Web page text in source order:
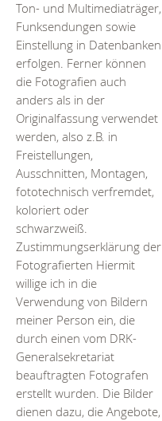
Ton- und Multimediaträger,
Funksendungen sowie
Einstellung in Datenbanken
erfolgen. Ferner können
die Fotografien auch
anders als in der
Originalfassung verwendet
werden, also z.B. in
Freistellungen,
Ausschnitten, Montagen,
fototechnisch verfremdet,
koloriert oder
schwarzweiß.
Zustimmungserklärung der
Fotografierten Hiermit
willige ich in die
Verwendung von Bildern
meiner Person ein, die
durch einen vom DRK-
Generalsekretariat
beauftragten Fotografen
erstellt wurden. Die Bilder
dienen dazu, die Angebote,